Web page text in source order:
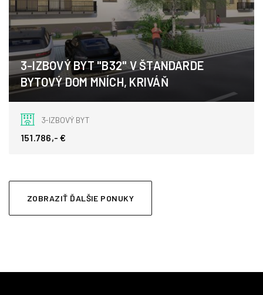
3-IZBOVÝ BYT "B32" V ŠTANDARDE
BYTOVÝ DOM MNÍCH, KRIVÁŇ
Kriváň
3-IZBOVÝ BYT
151.786,- €
ZOBRAZIŤ ĎALŠIE PONUKY